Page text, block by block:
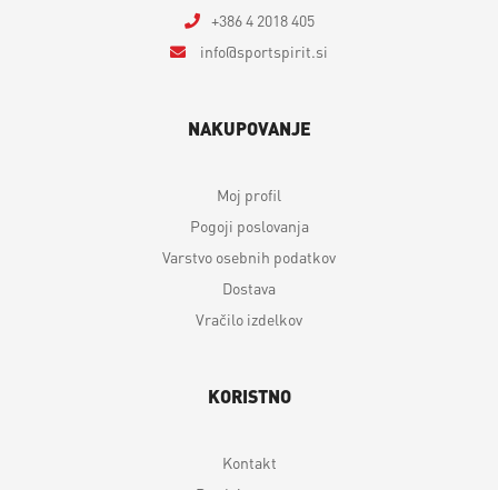
+386 4 2018 405
info
sportspirit.si
NAKUPOVANJE
Moj profil
Pogoji poslovanja
Varstvo osebnih podatkov
Dostava
Vračilo izdelkov
KORISTNO
Kontakt